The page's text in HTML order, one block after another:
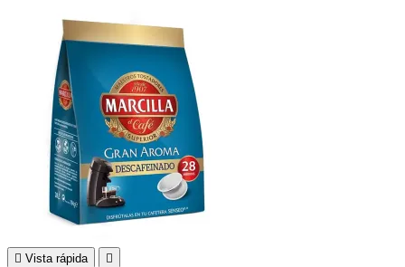
 Vista rápida 